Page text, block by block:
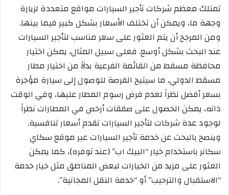
تمتلك معظم شركات تأجير السيارات مواقع متعددة لزيارة
وجهة ما، ويمكن أن تختلف الأسعار بشكل كبير فيما بينها.
ومن المرجح أن يتم العثور على سعر مناسب لتأجير السيارات
عند البحث بشكل أوسع. فعلى سبيل المثال، يمكن اختيار
محافظة مسقط من القائمة الفرعية بدلاً من اختيار مطار
مسقط الدولي، ما سيتيح الفرصة للوصول إلى سيارة مؤجرة
بسعر أفضل نظراً لعدم فرض رسوم المطار عليها، وفي الوقت
ذاته، يمكن الحصول على صفقات أرخص في المطارات نظراً
لوجود عدة شركات لتأجير السيارات تقدم أسعار تنافسية.
وينصح بالبحث عن خدمة تأجير السيارات عبر موقع سكاي
سكانر باستخدام خيار “البيك اب” (عند توفره)، كما يمكن
العثور على مزيد من الخيارات لبعض المناطق مثل خيار خدمة
“الاستقبال والترحيب” أو “خدمة النقل المجانية”.